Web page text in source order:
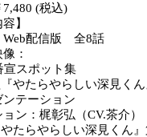
(税込)
】
配信版 全8話
：
宣スポット集
やたらやらしい深見く
テーション
ン：梶彰弘（CV.茶介）
たらやらしい深見くん